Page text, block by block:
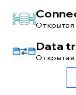
Открытая
Открытая